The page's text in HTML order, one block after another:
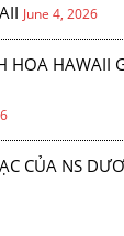
June 4, 2026
HOA HAWAII
CỦA NS